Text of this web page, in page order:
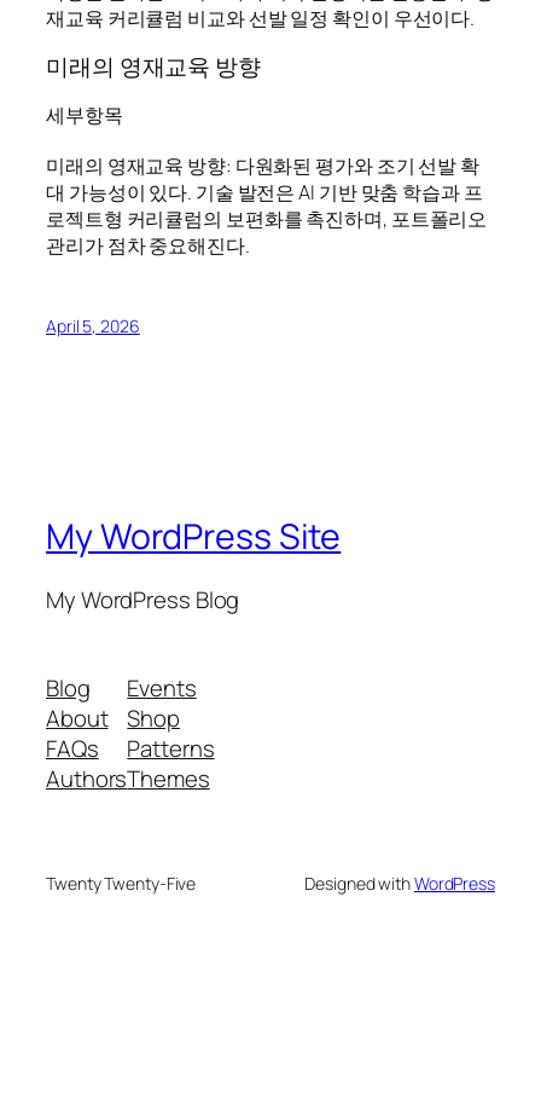
재교육 커리큘럼 비교와 선발 일정 확인이 우선이다.
미래의 영재교육 방향
세부항목
미래의 영재교육 방향: 다원화된 평가와 조기 선발 확
대 가능성이 있다. 기술 발전은 AI 기반 맞춤 학습과 프
로젝트형 커리큘럼의 보편화를 촉진하며, 포트폴리오
관리가 점차 중요해진다.
April 5, 2026
My WordPress Site
My WordPress Blog
Blog
About
FAQs
Authors
Events
Shop
Patterns
Themes
Twenty Twenty-Five Designed withWordPress